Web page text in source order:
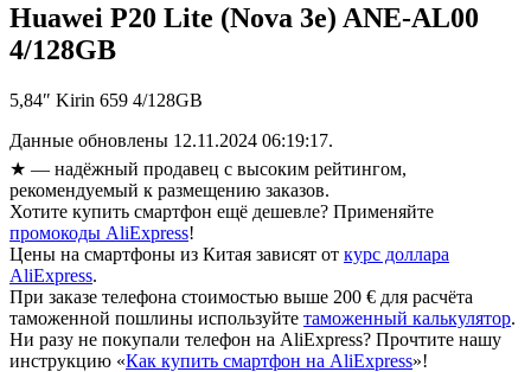
Huawei P20 Lite (Nova 3e) ANE-AL00
4/128GB
5,84″ Kirin 659 4/128GB
Данные обновлены 12.11.2024 06:19:17.
★ — надёжный продавец с высоким рейтингом,
рекомендуемый к размещению заказов.
Хотите купить смартфон ещё дешевле? Применяйте
промокоды AliExpress!
Цены на смартфоны из Китая зависят от курс доллара
AliExpress.
При заказе телефона стоимостью выше 200 € для расчёта
таможенной пошлины используйте таможенный калькулятор.
Ни разу не покупали телефон на AliExpress? Прочтите нашу
инструкцию «Как купить смартфон на AliExpress»!